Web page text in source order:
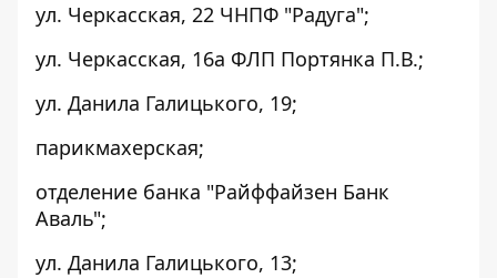
ул. Черкасская, 22 ЧНПФ "Радуга";
ул. Черкасская, 16а ФЛП Портянка П.В.;
ул. Данила Галицького, 19;
парикмахерская;
отделение банка "Райффайзен Банк
Аваль";
ул. Данила Галицького, 13;